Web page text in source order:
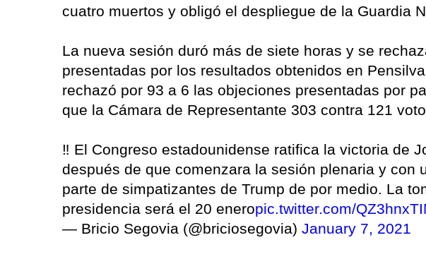
cuatro muertos y obligó el despliegue de la Guardia
La nueva sesión duró más de siete horas y se
presentadas por los resultados obtenidos en
rechazó por 93 a 6 las objeciones presentadas por
que la Cámara de Representante 303 contra 121
‼️ El Congreso estadounidense ratifica la victoria de
después de que comenzara la sesión plenaria y con
parte de simpatizantes de Trump de por medio. La
presidencia será el 20 eneropic.twitter.com/
— Bricio Segovia (@briciosegovia) January 7, 2021